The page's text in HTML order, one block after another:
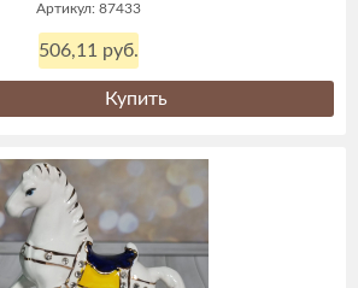
Артикул: 87433
506,11 руб.
Купить